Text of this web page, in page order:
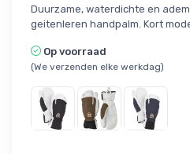
Duurzame, waterdichte en
geitenleren handpalm. Kort
Op voorraad
(We verzenden elke werkdag)